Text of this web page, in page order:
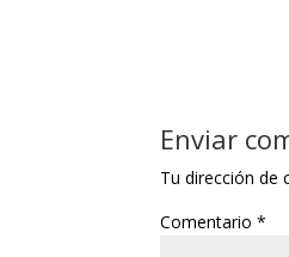
Enviar
Tu dirección de
Comentario*